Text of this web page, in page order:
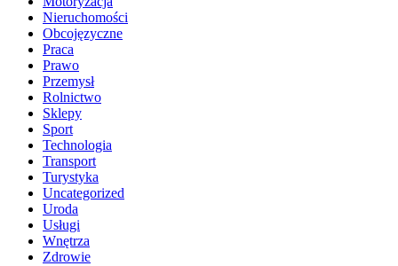
Nieruchomości
Obcojęzyczne
Praca
Prawo
Przemysł
Rolnictwo
Sklepy
Sport
Technologia
Transport
Turystyka
Uncategorized
Uroda
Usługi
Wnętrza
Zdrowie